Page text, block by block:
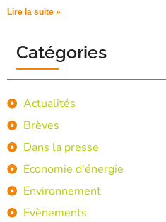
Lire la suite »
Catégories
Actualités
Brèves
Dans la presse
Economie d'énergie
Environnement
Evènements